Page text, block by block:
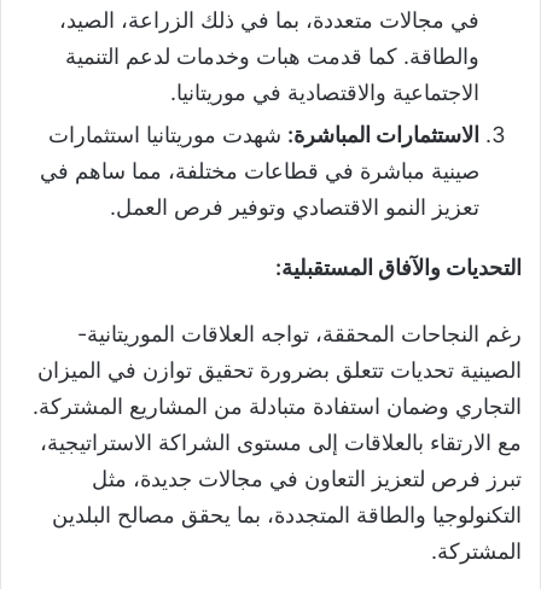
في مجالات متعددة، بما في ذلك الزراعة، الصيد،
والطاقة. كما قدمت هبات وخدمات لدعم التنمية
الاجتماعية والاقتصادية في موريتانيا.
الاستثمارات المباشرة: شهدت موريتانيا استثمارات
صينية مباشرة في قطاعات مختلفة، مما ساهم في
تعزيز النمو الاقتصادي وتوفير فرص العمل.
التحديات والآفاق المستقبلية:
رغم النجاحات المحققة، تواجه العلاقات الموريتانية-
الصينية تحديات تتعلق بضرورة تحقيق توازن في الميزان
التجاري وضمان استفادة متبادلة من المشاريع المشتركة.
مع الارتقاء بالعلاقات إلى مستوى الشراكة الاستراتيجية،
تبرز فرص لتعزيز التعاون في مجالات جديدة، مثل
التكنولوجيا والطاقة المتجددة، بما يحقق مصالح البلدين
المشتركة.